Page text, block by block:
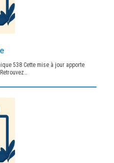
538 Cette mise à jour apporte